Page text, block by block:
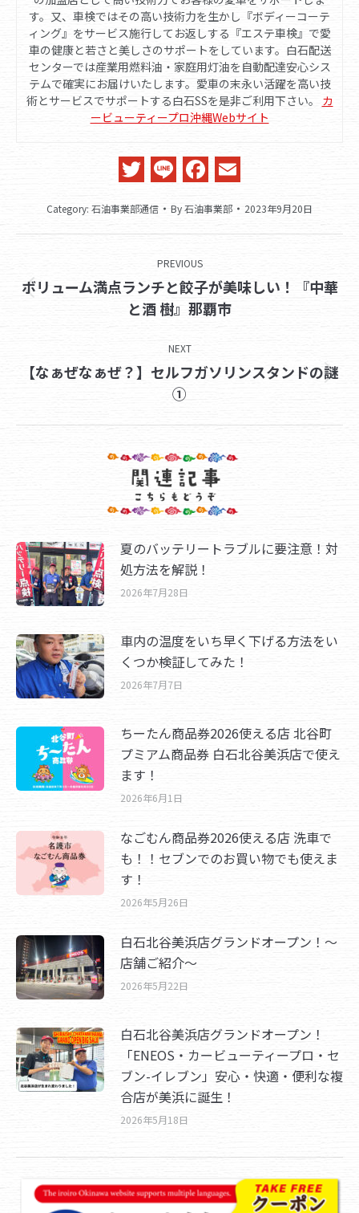
す。又、車検ではその高い技術力を生かし『ボディーコーテ
ィング』をサービス施行してお返しする『エステ車検』で愛
車の健康と若さと美しさのサポートをしています。白石配送
センターでは産業用燃料油・家庭用灯油を自動配達安心シス
テムで確実にお届けいたします。愛車の末永い活躍を高い技
術とサービスでサポートする白石SSを是非ご利用下さい。 カ
ービューティープロ沖縄Webサイト
Twitter
LineFacebook
Category: 石油事業部通信 By石油事業部 2023年9月20日
PREVIOUS
Previous
post:
ボリューム満点ランチと餃子が美味しい！『中華
と酒 樹』那覇市
NEXT
Next
post:
【なぁぜなぁぜ？】セルフガソリンスタンドの謎
①
夏のバッテリートラブルに要注意！対
処方法を解説！
2026年7月28日
車内の温度をいち早く下げる方法をい
くつか検証してみた！
2026年7月7日
ちーたん商品券2026使える店 北谷町
プミアム商品券 白石北谷美浜店で使え
ます！
2026年6月1日
なごむん商品券2026使える店 洗車で
も！！セブンでのお買い物でも使えま
す！
2026年5月26日
白石北谷美浜店グランドオープン！～
店舗ご紹介～
2026年5月22日
白石北谷美浜店グランドオープン！
「ENEOS・カービューティープロ・セ
ブン-イレブン」安心・快適・便利な複
合店が美浜に誕生！
2026年5月18日